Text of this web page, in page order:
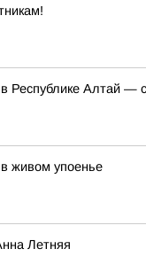
Республике Алтай
в живом упоенье
Лeтняя